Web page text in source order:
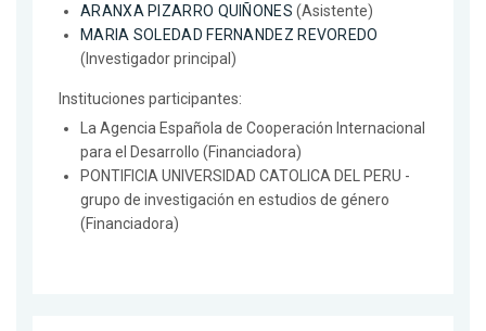
ARANXA PIZARRO QUIÑONES (Asistente)
MARIA SOLEDAD FERNANDEZ REVOREDO
(Investigador principal)
Instituciones participantes:
La Agencia Española de Cooperación Internacional
para el Desarrollo (Financiadora)
PONTIFICIA UNIVERSIDAD CATOLICA DEL PERU -
grupo de investigación en estudios de género
(Financiadora)